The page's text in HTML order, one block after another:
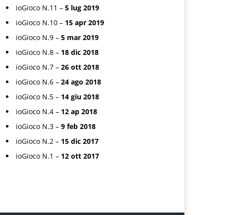
ioGioco N.11 – 5 lug 2019
ioGioco N.10 – 15 apr 2019
ioGioco N.9 – 5 mar 2019
ioGioco N.8 – 18 dic 2018
ioGioco N.7 – 26 ott 2018
ioGioco N.6 – 24 ago 2018
ioGioco N.5 – 14 giu 2018
ioGioco N.4 – 12 ap 2018
ioGioco N.3 – 9 feb 2018
ioGioco N.2 – 15 dic 2017
ioGioco N.1 – 12 ott 2017